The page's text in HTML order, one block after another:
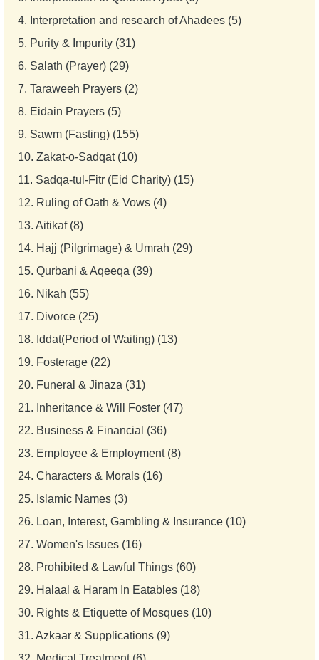
4. Interpretation and research of Ahadees (5)
5. Purity & Impurity (31)
6. Salath (Prayer) (29)
7. Taraweeh Prayers (2)
8. Eidain Prayers (5)
9. Sawm (Fasting) (155)
10. Zakat-o-Sadqat (10)
11. Sadqa-tul-Fitr (Eid Charity) (15)
12. Ruling of Oath & Vows (4)
13. Aitikaf (8)
14. Hajj (Pilgrimage) & Umrah (29)
15. Qurbani & Aqeeqa (39)
16. Nikah (55)
17. Divorce (25)
18. Iddat(Period of Waiting) (13)
19. Fosterage (22)
20. Funeral & Jinaza (31)
21. Inheritance & Will Foster (47)
22. Business & Financial (36)
23. Employee & Employment (8)
24. Characters & Morals (16)
25. Islamic Names (3)
26. Loan, Interest, Gambling & Insurance (10)
27. Women's Issues (16)
28. Prohibited & Lawful Things (60)
29. Halaal & Haram In Eatables (18)
30. Rights & Etiquette of Mosques (10)
31. Azkaar & Supplications (9)